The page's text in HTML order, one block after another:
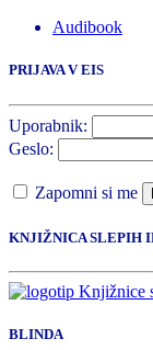
Audibook
PRIJAVA V EIS
Uporabnik:
Geslo:
Zapomni si me
KNJIŽNICA SLEPIH
BLINDA